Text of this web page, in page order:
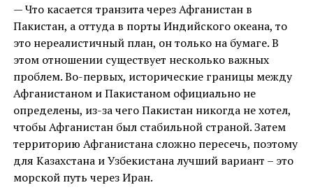
— Что касается транзита через Афганистан в
Пакистан, а оттуда в порты Индийского океана, то
это нереалистичный план, он только на бумаге. В
этом отношении существует несколько важных
проблем. Во-первых, исторические границы между
Афганистаном и Пакистаном официально не
определены, из-за чего Пакистан никогда не хотел,
чтобы Афганистан был стабильной страной. Затем
территорию Афганистана сложно пересечь, поэтому
для Казахстана и Узбекистана лучший вариант – это
морской путь через Иран.